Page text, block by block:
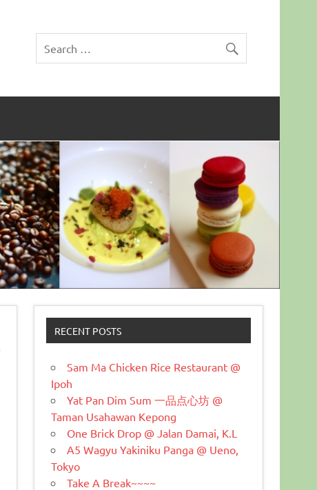
RECENT POSTS
Sam Ma Chicken Rice Restaurant @
Ipoh
Yat Pan Dim Sum 一品点心坊 @
Taman Usahawan Kepong
One Brick Drop @ Jalan Damai, K.L
A5 Wagyu Yakiniku Panga @ Ueno,
Tokyo
Take A Break~~~~